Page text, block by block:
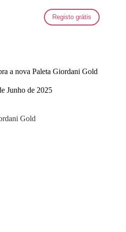
Registo grátis
a nova Paleta Giordani Gold
Junho de 2025